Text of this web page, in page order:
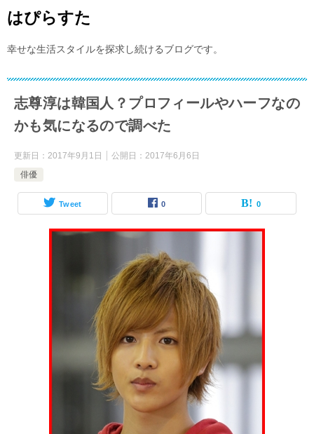
はぴらすた
幸せな生活スタイルを探求し続けるブログです。
志尊淳は韓国人？プロフィールやハーフなの
かも気になるので調べた
更新日： 2017年9月1日 公開日： 2017年6月6日
俳優
Tweet 0 0